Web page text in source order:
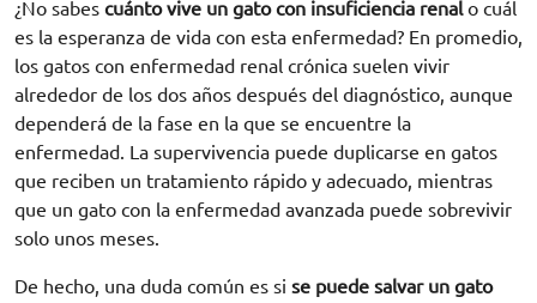
¿No sabes cuánto vive un gato con insuficiencia renalo cuál
es la esperanza de vida con esta enfermedad? En promedio,
los gatos con enfermedad renal crónica suelen vivir
alrededor de los dos años después del diagnóstico, aunque
dependerá de la fase en la que se encuentre la
enfermedad. La supervivencia puede duplicarse en gatos
que reciben un tratamiento rápido y adecuado, mientras
que un gato con la enfermedad avanzada puede sobrevivir
solo unos meses.
De hecho, una duda común es si se puede salvar un gato